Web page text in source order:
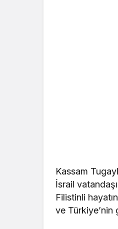
Kassam
İsrail
Filistinli
ve